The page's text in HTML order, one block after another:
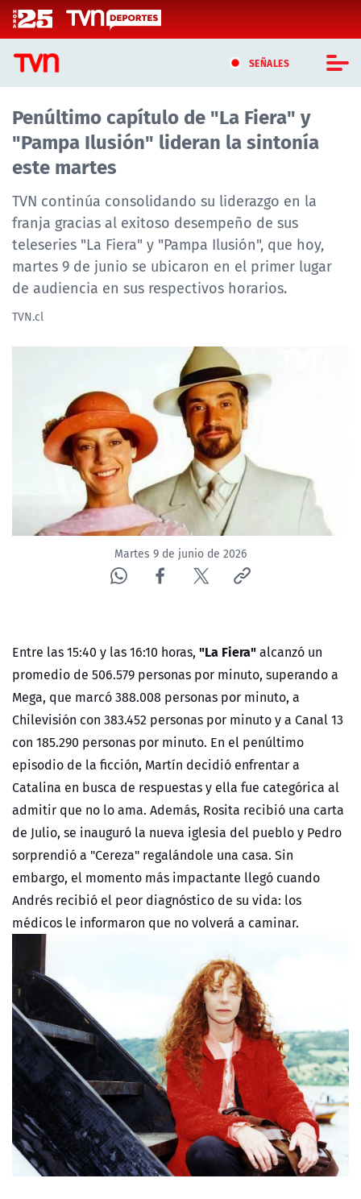
Click acá para ir directamente al contenido
SEÑALES
CASTING MASTERCHEF CHILE
CASTING TVN VERTICAL
TVN VERTICAL
TVN PLAY
PROGRAMAS
TELESERIES
NTV
ACTUALIDAD Y TENDENCIAS
CORPORATIVO Y TRANSPARENCIA
CANAL DE DENUNCIAS
ÁREA DE PROYECTOS
Penúltimo capítulo de "La Fiera" y
"Pampa Ilusión" lideran la sintonía
este martes
TVN continúa consolidando su liderazgo en la
franja gracias al exitoso desempeño de sus
teleseries "La Fiera" y "Pampa Ilusión", que hoy,
martes 9 de junio se ubicaron en el primer lugar
de audiencia en sus respectivos horarios.
TVN.cl
Martes 9 de junio de 2026
Entre las 15:40 y las 16:10 horas, "La Fiera"alcanzó un
promedio de 506.579 personas por minuto, superando a
Mega, que marcó 388.008 personas por minuto, a
Chilevisión con 383.452 personas por minuto y a Canal 13
con 185.290 personas por minuto. En el penúltimo
episodio de la ficción, Martín decidió enfrentar a
Catalina en busca de respuestas y ella fue categórica al
admitir que no lo ama. Además, Rosita recibió una carta
de Julio, se inauguró la nueva iglesia del pueblo y Pedro
sorprendió a "Cereza" regalándole una casa. Sin
embargo, el momento más impactante llegó cuando
Andrés recibió el peor diagnóstico de su vida: los
médicos le informaron que novolverá a caminar.